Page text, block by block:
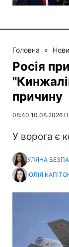
Головна »
Росія
причину
08:40 10.08.2026
У ворога є
УЛЯНА
ЮЛІЯ